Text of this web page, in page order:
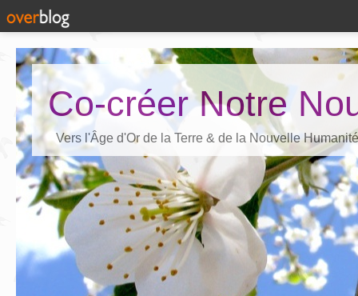
Co-créer Notre
Vers l'Âge d'Or de la Terre & de la Nouvelle Humanité